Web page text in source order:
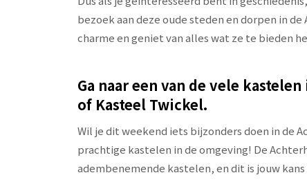
bezoek aan deze oude steden en dorpen in
charme en geniet van alles wat ze te bieden
Ga naar een van de vele
of Kasteel Twickel.
Wil je dit weekend iets bijzonders doen in de
prachtige kastelen in de omgeving! De
adembenemende kastelen, en dit is jouw